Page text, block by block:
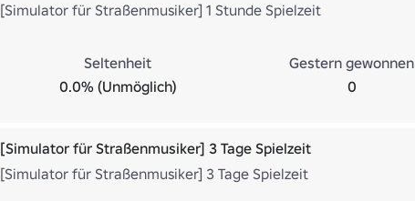
[Simulator für Straßenmusiker] 1 Stunde Spielzeit
Seltenheit
0.0% (Unmöglich)
Gestern gewonnen
0
[Simulator für Straßenmusiker] 3 Tage Spielzeit
[Simulator für Straßenmusiker] 3 Tage Spielzeit